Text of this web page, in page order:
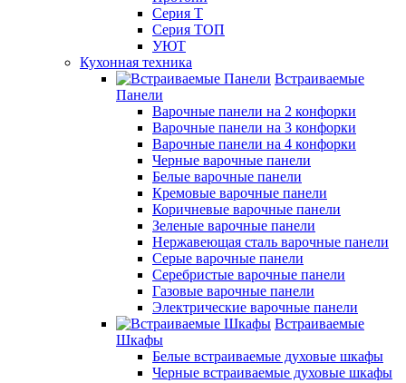
Серия Т
Серия ТОП
УЮТ
Кухонная техника
Встраиваемые
Панели
Варочные панели на 2 конфорки
Варочные панели на 3 конфорки
Варочные панели на 4 конфорки
Черные варочные панели
Белые варочные панели
Кремовые варочные панели
Коричневые варочные панели
Зеленые варочные панели
Нержавеющая сталь варочные панели
Серые варочные панели
Серебристые варочные панели
Газовые варочные панели
Электрические варочные панели
Встраиваемые
Шкафы
Белые встраиваемые духовые шкафы
Черные встраиваемые духовые шкафы